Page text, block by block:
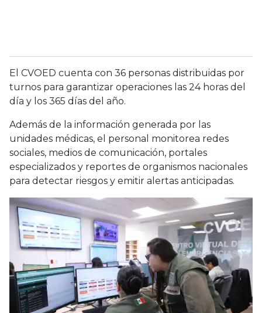
El CVOED cuenta con 36 personas distribuidas por
turnos para garantizar operaciones las 24 horas del
día y los 365 días del año.
Además de la información generada por las
unidades médicas, el personal monitorea redes
sociales, medios de comunicación, portales
especializados y reportes de organismos nacionales
para detectar riesgos y emitir alertas anticipadas.